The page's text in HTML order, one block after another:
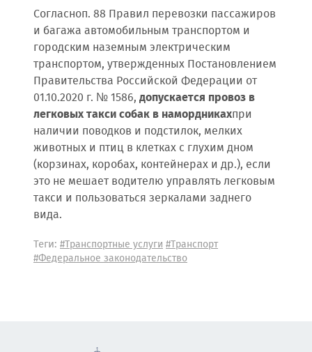
Согласноп. 88 Правил перевозки пассажиров
и багажа автомобильным транспортом и
городским наземным электрическим
транспортом, утвержденных Постановлением
Правительства Российской Федерации от
01.10.2020 г. № 1586, допускается провоз в
легковых такси собак в намордникахпри
наличии поводков и подстилок, мелких
животных и птиц в клетках с глухим дном
(корзинах, коробах, контейнерах и др.), если
это не мешает водителю управлять легковым
такси и пользоваться зеркалами заднего
вида.
Теги: #Транспортные услуги#Транспорт
#Федеральное законодательство